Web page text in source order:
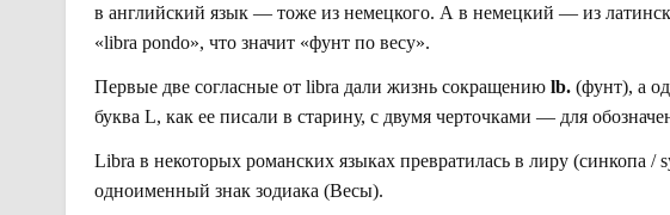
в английский язык — тоже из немецкого. А в немецкий — из
«libra pondo», что значит «фунт по весу».
Первые две согласные от libra дали жизнь сокращению lb.(фунт), а
буква L, как ее писали в старину, с двумя черточками — для
Libra в некоторых романских языках превратилась в лиру (синкопа
одноименный знак зодиака (Весы).